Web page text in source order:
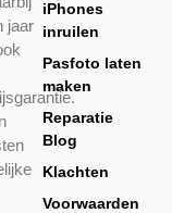
jaar
iPhones
inruilen
Pasfoto laten
maken
Reparatie
Blog
Klachten
Voorwaarden